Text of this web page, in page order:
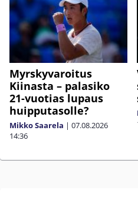
Myrskyvaroitus
Kiinasta – palasiko
21-vuotias lupaus
huipputasolle?
Mikko Saarela | 07.08.2026
14:36